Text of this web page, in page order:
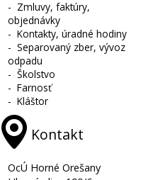
- Zmluvy, faktúry,
objednávky
-Kontakty, úradné hodiny
-Separovaný zber, vývoz
odpadu
-Školstvo
-Farnosť
-Kláštor
Kontakt
OcÚ Horné Orešany